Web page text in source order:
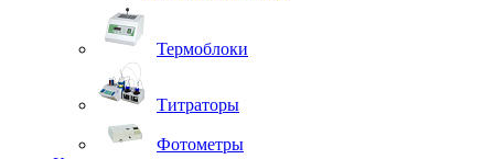
Термоблоки
Титраторы
Фотометры